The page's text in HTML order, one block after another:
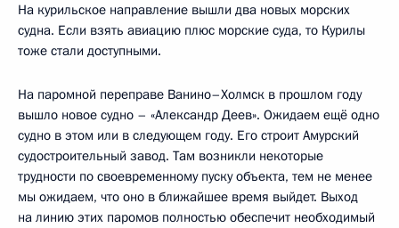
На курильское направление вышли два новых морских
судна. Если взять авиацию плюс морские суда, то Курилы
тоже стали доступными.
На паромной переправе Ванино–Холмск в прошлом году
вышло новое судно – «Александр Деев». Ожидаем ещё одно
судно в этом или в следующем году. Его строит Амурский
судостроительный завод. Там возникли некоторые
трудности по своевременному пуску объекта, тем не менее
мы ожидаем, что оно в ближайшее время выйдет. Выход
на линию этих паромов полностью обеспечит необходимый